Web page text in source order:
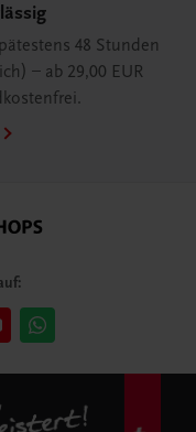
48 Stunden
– ab 29,00 EUR